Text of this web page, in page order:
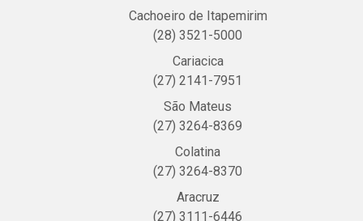
Cachoeiro de Itapemirim
(28) 3521-5000
Cariacica
(27) 2141-7951
São Mateus
(27) 3264-8369
Colatina
(27) 3264-8370
Aracruz
(27) 3111-6446